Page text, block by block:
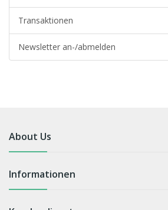
Transaktionen
Newsletter an-/abmelden
About Us
Informationen